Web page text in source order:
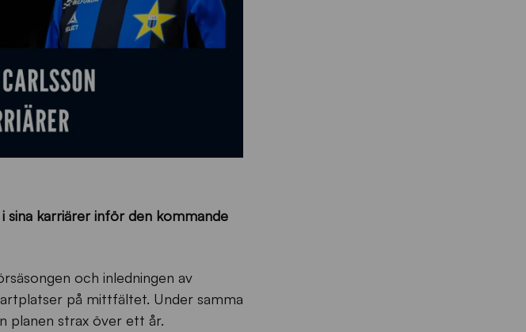
sina karriärer inför den kommande
och inledningen av
på mittfältet. Under samma
planen strax över ett år.